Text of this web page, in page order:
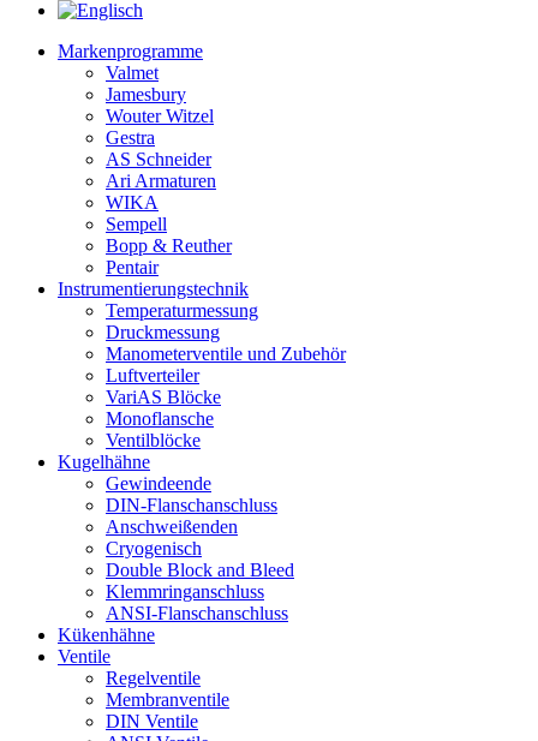
Markenprogramme
Valmet
Jamesbury
Wouter Witzel
Gestra
AS Schneider
Ari Armaturen
WIKA
Sempell
Bopp & Reuther
Pentair
Instrumentierungs­technik
Temperaturmessung
Druckmessung
Manometerventile und Zubehör
Luftverteiler
VariAS Blöcke
Monoflansche
Ventilblöcke
Kugelhähne
Gewindeende
DIN-Flanschanschluss
Anschweißenden
Cryogenisch
Double Block and Bleed
Klemmringanschluss
ANSI-Flanschanschluss
Kükenhähne
Ventile
Regelventile
Membranventile
DIN Ventile